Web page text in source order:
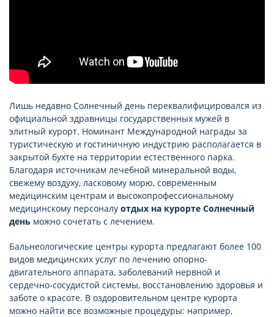
Лишь недавно Солнечный день переквалифицировался из
официальной здравницы государственных мужей в
элитный курорт. Номинант Международной награды за
туристическую и гостиничную индустрию располагается в
закрытой бухте на территории естественного парка.
Благодаря источникам лечебной минеральной воды,
свежему воздуху, ласковому морю, современным
медицинским центрам и высокопрофессиональному
медицинскому персоналу отдых на курорте Солнечный
день можно сочетать с лечением.
Бальнеологические центры курорта предлагают более 100
видов медицинских услуг по лечению опорно-
двигательного аппарата, заболеваний нервной и
сердечно-сосудистой системы, восстановлению здоровья и
заботе о красоте. В оздоровительном центре курорта
можно найти все возможные процедуры: например,